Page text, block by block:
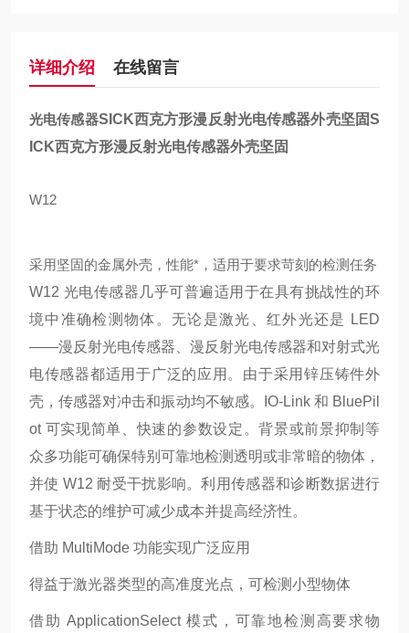
详细介绍 在线留言
光电传感器SICK西克方形漫反射光电传感器外壳坚固S
ICK西克方形漫反射光电传感器外壳坚固
W12
采用坚固的金属外壳，性能*，适用于要求苛刻的检测任务
W12 光电传感器几乎可普遍适用于在具有挑战性的环
境中准确检测物体。无论是激光、红外光还是 LED
——漫反射光电传感器、漫反射光电传感器和对射式光
电传感器都适用于广泛的应用。由于采用锌压铸件外
壳，传感器对冲击和振动均不敏感。IO-Link 和 BluePil
ot 可实现简单、快速的参数设定。背景或前景抑制等
众多功能可确保特别可靠地检测透明或非常暗的物体，
并使 W12 耐受干扰影响。利用传感器和诊断数据进行
基于状态的维护可减少成本并提高经济性。
借助 MultiMode 功能实现广泛应用
得益于激光器类型的高准度光点，可检测小型物体
借助 ApplicationSelect 模式，可靠地检测高要求物